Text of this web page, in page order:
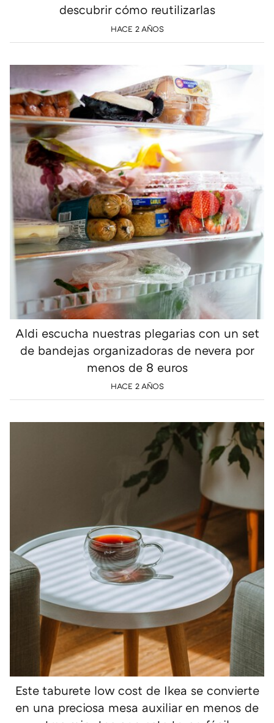
descubrir cómo reutilizarlas
HACE 2 AÑOS
Aldi escucha nuestras plegarias con un set
de bandejas organizadoras de nevera por
menos de 8 euros
HACE 2 AÑOS
Este taburete low cost de Ikea se convierte
en una preciosa mesa auxiliar en menos de